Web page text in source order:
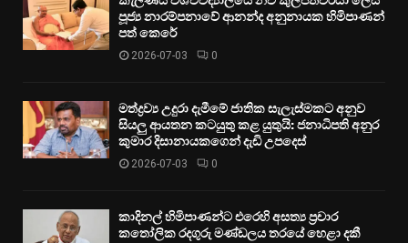
පූජ්‍ය නාරම්පනාවේ ආනන්ද අනුනායක හිමිපාණන්
පත් කෙරේ
2026-07-03 0
මත්ද්‍රව්‍ය උදුරා දැමීමේ ජාතික සැලැස්මකට අනුව
සියලු ආයතන කටයුතු කළ යුතුයි: ජනාධිපති අනුර
කුමාර දිසානායකගෙන් දැඩි උපදෙස්
2026-07-03 0
කාදිනල් හිමිපාණන්ට එරෙහි අසත්‍ය ප්‍රචාර
කතෝලික රදගුරු මණ්ඩලය තරයේ හෙළා දකී